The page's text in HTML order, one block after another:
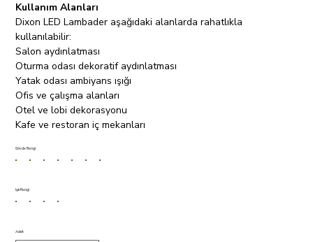
Kullanım Alanları
Dixon LED Lambader aşağıdaki alanlarda rahatlıkla
kullanılabilir:
Salon aydınlatması
Oturma odası dekoratif aydınlatması
Yatak odası ambiyans ışığı
Ofis ve çalışma alanları
Otel ve lobi dekorasyonu
Kafe ve restoran iç mekanları
Gövde Rengi
Işık Rengi
Adet